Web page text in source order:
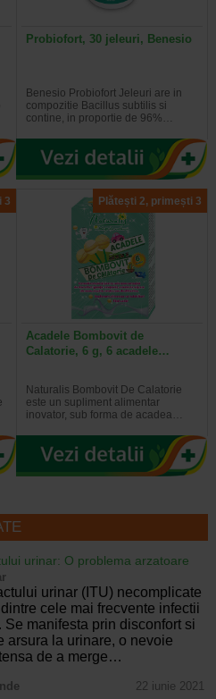
Probiofort, 30 jeleuri, Benesio
Benesio Probiofort Jeleuri are in
compozitie Bacillus subtilis si
contine, in proportie de 96%…
3 Plătești 2, primești 3
Acadele Bombovit de
Calatorie, 6 g, 6 acadele…
Naturalis Bombovit De Calatorie
este un supliment alimentar
inovator, sub forma de acadea…
urinar: O problema arzatoare
urinar (ITU) necomplicate
cele mai frecvente infectii
Se manifesta prin disconfort si
arsura la urinare, o nevoie
de a merge…
22 iunie 2021